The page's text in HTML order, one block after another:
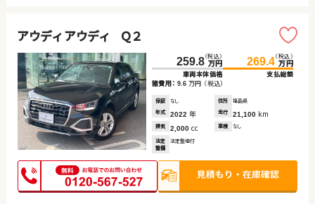
アウディ アウディ Ｑ２
259.8（税込）
万円
車両本体価格
269.4（税込）
万円
支払総額
諸費用： 9.6 万円 （税込）
保証 なし 住所
福島県
年式
2022 年 走行 21,100 km
排気 2,000 cc 車検 なし
法定
整備
法定整備付